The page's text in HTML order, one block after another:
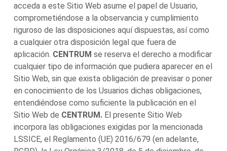
acceda a este Sitio Web asume el papel de Usuario,
comprometiéndose a la observancia y cumplimiento
riguroso de las disposiciones aquí dispuestas, así como
a cualquier otra disposición legal que fuera de
aplicación. CENTRUM se reserva el derecho a modificar
cualquier tipo de información que pudiera aparecer en el
Sitio Web, sin que exista obligación de preavisar o poner
en conocimiento de los Usuarios dichas obligaciones,
entendiéndose como suficiente la publicación en el
Sitio Web de CENTRUM.El presente Sitio Web
incorpora las obligaciones exigidas por la mencionada
LSSICE, el Reglamento (UE) 2016/679 (en adelante,